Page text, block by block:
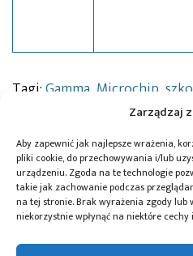
Zarządzaj
Aby zapewnić jak najlepsze wrażenia,
pliki cookie, do przechowywania i/lub
urządzeniu. Zgoda na te technologie
takie jak zachowanie podczas
na tej stronie. Brak wyrażenia zgody lub
niekorzystnie wpłynąć na niektóre cechy
Tagi:Gamma Microchip
Przeczytaj również: